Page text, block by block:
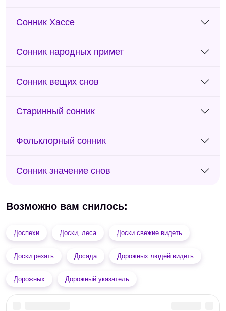
Сонник Хассе
Сонник народных примет
Сонник вещих снов
Старинный сонник
Фольклорный сонник
Сонник значение снов
Возможно вам снилось:
Доспехи Доски, леса Доски свежие видеть
Доски резать Досада Дорожных людей видеть
Дорожных Дорожный указатель